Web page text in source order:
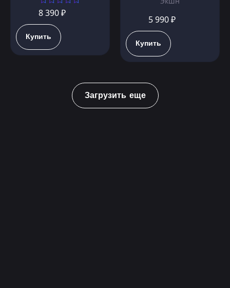
8 390 ₽
Купить
5 990 ₽
Купить
Загрузить еще